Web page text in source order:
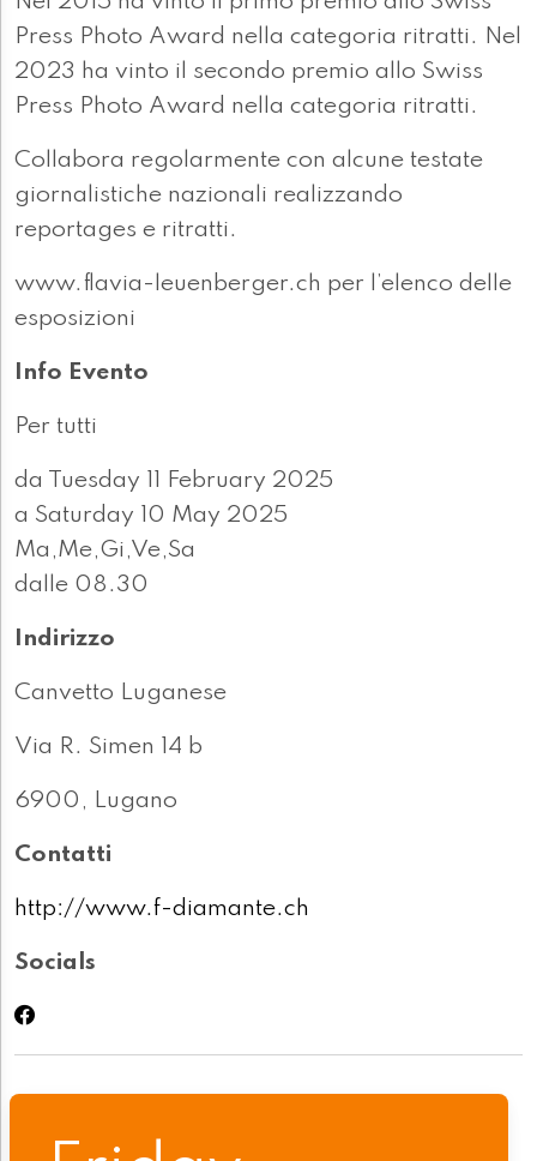
Press Photo Award nella categoria ritratti. Nel
2023 ha vinto il secondo premio allo Swiss
Press Photo Award nella categoria ritratti.
Collabora regolarmente con alcune testate
giornalistiche nazionali realizzando
reportages e ritratti.
www.flavia-leuenberger.ch per l’elenco delle
esposizioni
Info Evento
Per tutti
da Tuesday 11 February 2025
a Saturday 10 May 2025
Ma,Me,Gi,Ve,Sa
dalle 08.30
Indirizzo
Canvetto Luganese
Via R. Simen 14 b
6900, Lugano
Contatti
http://www.f-diamante.ch
Socials